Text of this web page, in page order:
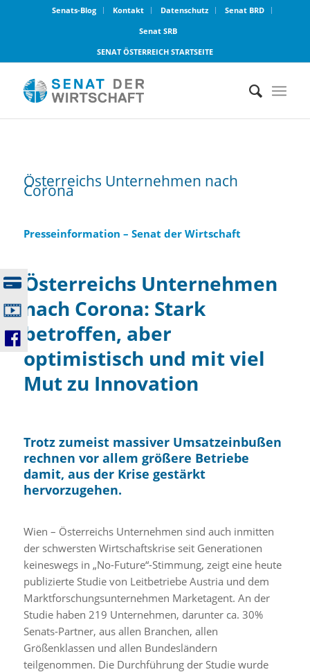
Senats-Blog Kontakt Datenschutz
Senat BRD
Senat SRB
SENAT ÖSTERREICH STARTSEITE
Österreichs Unternehmen nach
Corona
Presseinformation – Senat der Wirtschaft
Österreichs Unternehmen
nach Corona: Stark
betroffen, aber
optimistisch und mit viel
Mut zu Innovation
Trotz zumeist massiver Umsatzeinbußen
rechnen vor allem größere Betriebe
damit, aus der Krise gestärkt
hervorzugehen.
Wien – Österreichs Unternehmen sind auch inmitten
der schwersten Wirtschaftskrise seit Generationen
keineswegs in „No-Future“-Stimmung, zeigt eine heute
publizierte Studie von Leitbetriebe Austria und dem
Marktforschungsunternehmen Marketagent. An der
Studie haben 219 Unternehmen, darunter ca. 30%
Senats-Partner, aus allen Branchen, allen
Größenklassen und allen Bundesländern
teilgenommen. Die Durchführung der Studie wurde